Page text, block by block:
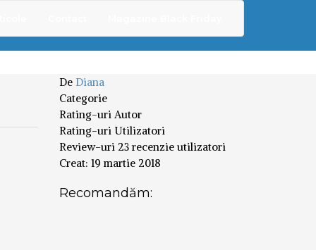
De Diana
Categorie
Rating-uri Autor
Rating-uri Utilizatori
Review-uri 23 recenzie utilizatori
Creat: 19 martie 2018
Recomandăm: